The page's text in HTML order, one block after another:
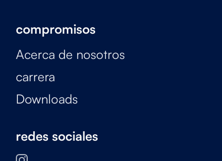
compromisos
Acerca de nosotros
carrera
Downloads
redes sociales